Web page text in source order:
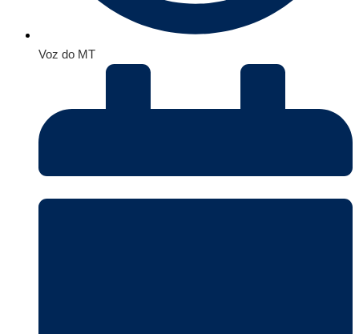
Voz do MT